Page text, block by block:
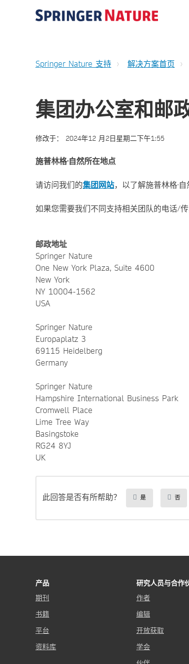
Springer Nature 支持 解决方案首页
集团办公室和邮
修改于： 2024年12 月2日星期二下午1:55
施普林格·自然所在地点
请访问我们的集团网站，以了解施普林格·
如果您需要我们不同支持相关团队的电话/
邮政地址
Springer Nature
One New York Plaza, Suite 4600
New York
NY 10004-1562
USA
Springer Nature
Europaplatz 3
69115 Heidelberg
Germany
Springer Nature
Hampshire International Business Park
Cromwell Place
Lime Tree Way
Basingstoke
RG24 8YJ
UK
此回答是否有所帮助？ 是 否
产品
期刊
书籍
平台
资料库
研究人员与合作
作者
编辑
开放获取
学会